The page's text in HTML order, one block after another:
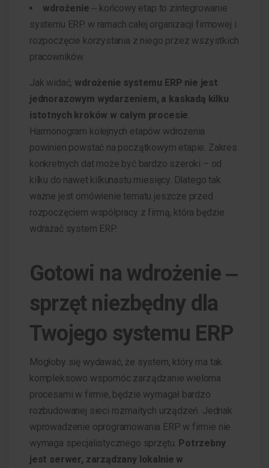
wdrożenie‒ końcowy etap to zintegrowanie
systemu ERP w ramach całej organizacji firmowej i
rozpoczęcie korzystania z niego przez wszystkich
pracowników.
Jak widać, wdrożenie systemu ERP nie jest
jednorazowym wydarzeniem, a kaskadą kilku
istotnych kroków w całym procesie
Harmonogram kolejnych etapów wdrożenia
powinien powstać na początkowym etapie. Zakres
konkretnych dat może być bardzo szeroki – od
kilku do nawet kilkunastu miesięcy. Dlatego tak
ważne jest omówienie tematu jeszcze przed
rozpoczęciem współpracy z firmą, która będzie
wdrażać system ERP.
Gotowi na wdrożenie ‒
sprzęt niezbędny dla
Twojego systemu ERP
Mogłoby się wydawać, że system, który ma tak
kompleksowo wspomóc zarządzanie wieloma
procesami w firmie, będzie wymagał bardzo
rozbudowanej sieci rozmaitych urządzeń. Jednak
wprowadzenie oprogramowania ERP w firmie nie
wymaga specjalistycznego sprzętu. Potrzebny
jest serwer, zarządzany lokalnie w